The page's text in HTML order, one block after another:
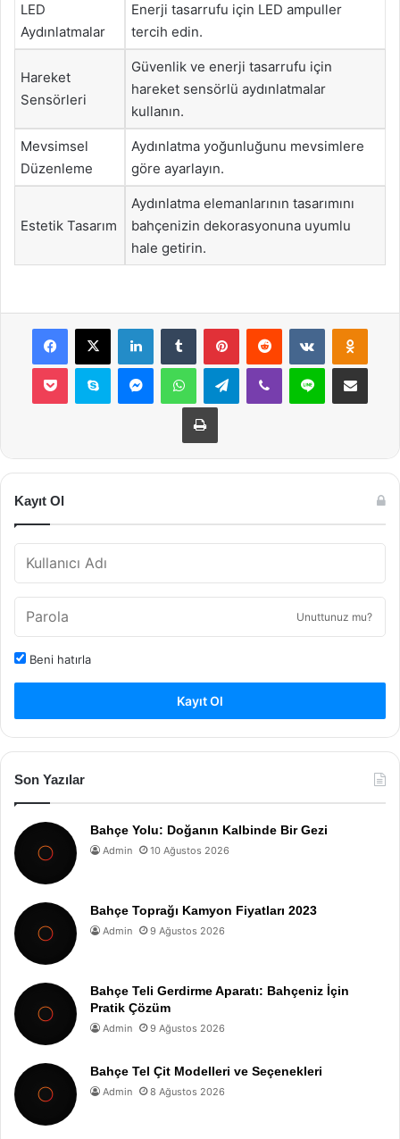
LED
Aydınlatmalar
Enerji tasarrufu için LED ampuller
tercih edin.
Hareket
Sensörleri
Güvenlik ve enerji tasarrufu için
hareket sensörlü aydınlatmalar
kullanın.
Mevsimsel
Düzenleme
Aydınlatma yoğunluğunu mevsimlere
göre ayarlayın.
Estetik Tasarım
Aydınlatma elemanlarının tasarımını
bahçenizin dekorasyonuna uyumlu
hale getirin.
Facebook
X LinkedInTumblr PinterestReddit VKontakte
Pocket Skype MessengerWhatsAppTelegramViber Line E-Posta ile
Yazdır
Kayıt Ol
Unuttunuz mu?
Beni hatırla
Kayıt Ol
Son Yazılar
Bahçe Yolu: Doğanın Kalbinde Bir Gezi
Admin 10 Ağustos 2026
Bahçe Toprağı Kamyon Fiyatları 2023
Admin 9 Ağustos 2026
Bahçe Teli Gerdirme Aparatı: Bahçeniz İçin
Pratik Çözüm
Admin 9 Ağustos 2026
Bahçe Tel Çit Modelleri ve Seçenekleri
Admin 8 Ağustos 2026